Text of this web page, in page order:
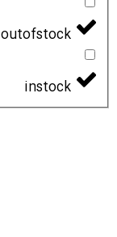
outofstock
instock